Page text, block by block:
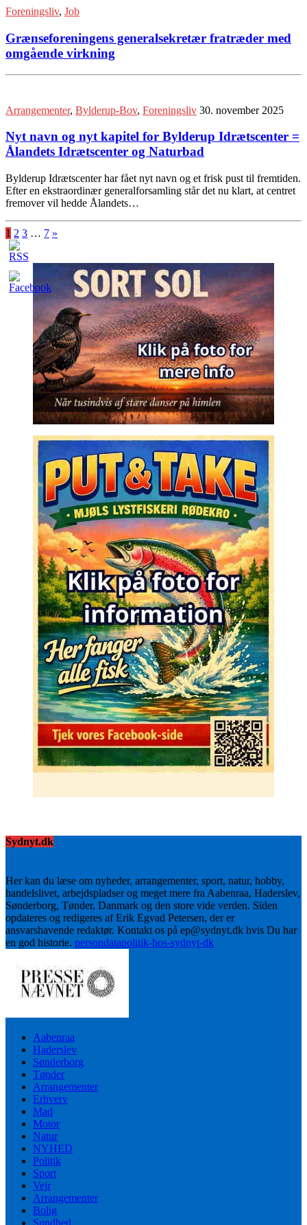
Foreningsliv, Job
Grænseforeningens generalsekretær fratræder med
omgående virkning
Arrangementer, Bylderup-Bov, Foreningsliv 30. november 2025
Nyt navn og nyt kapitel for Bylderup Idrætscenter =
Ålandets Idrætscenter og Naturbad
Bylderup Idrætscenter har fået nyt navn og et frisk pust til fremtiden.
Efter en ekstraordinær generalforsamling står det nu klart, at centret
fremover vil hedde Ålandets…
1 2 3 … 7 »
Sydnyt.dk
Her kan du læse om nyheder, arrangementer, sport, natur, hobby,
handelslivet, arbejdspladser og meget mere fra Aabenraa, Haderslev,
Sønderborg, Tønder, Danmark og den store vide verden. Siden
opdateres og redigeres af Erik Egvad Petersen, der er
ansvarshavende redaktør. Kontakt os på ep@sydnyt.dk hvis Du har
en god historie. persondatapolitik-hos-sydnyt-dk
Aabenraa
Haderslev
Sønderborg
Tønder
Arrangementer
Erhverv
Mad
Motor
Natur
NYHED
Politik
Sport
Vejr
Arrangementer
Bolig
Sundhed